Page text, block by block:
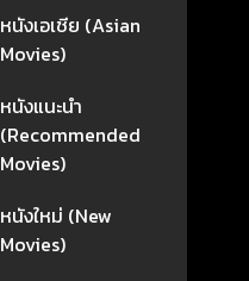
หนังเอเชีย (Asian
Movies)
หนังแนะนำ
(Recommended
Movies)
หนังใหม่ (New
Movies)